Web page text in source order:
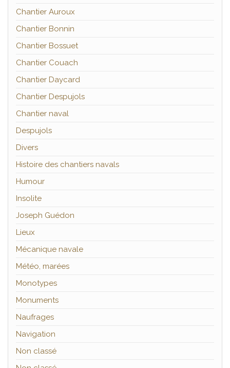
Chantier Auroux
Chantier Bonnin
Chantier Bossuet
Chantier Couach
Chantier Daycard
Chantier Despujols
Chantier naval
Despujols
Divers
Histoire des chantiers navals
Humour
Insolite
Joseph Guédon
Lieux
Mécanique navale
Météo, marées
Monotypes
Monuments
Naufrages
Navigation
Non classé